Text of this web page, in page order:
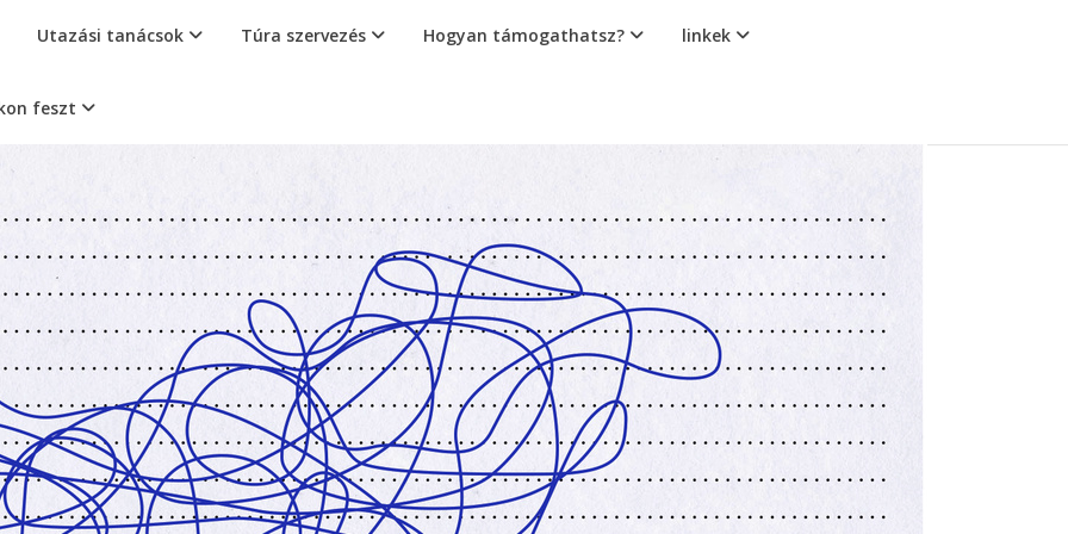
Utazási tanácsok Túra szervezés Hogyan támogathatsz? linkek
feszt